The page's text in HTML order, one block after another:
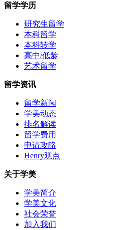
留学学历
研究生留学
本科留学
本科转学
高中/低龄
艺术留学
留学资讯
留学新闻
学美动态
排名解读
留学费用
申请攻略
Henry观点
关于学美
学美简介
学美文化
社会荣誉
加入我们